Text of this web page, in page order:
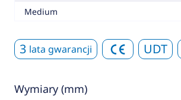
Medium
3 lata gwarancji UDT
Wymiary (mm)